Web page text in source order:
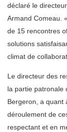
déclaré le
Armand Comeau.
de 15 rencontres
solutions
climat de
Le directeur des
la partie patronale
Bergeron, a quant
déroulement de
respectant et en